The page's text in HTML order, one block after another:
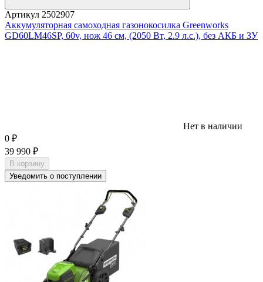
Артикул 2502907
Аккумуляторная самоходная газонокосилка Greenworks
GD60LM46SP, 60v, нож 46 см, (2050 Вт, 2.9 л.с.), без АКБ и ЗУ
Нет в наличии
0 ₽
39 990 ₽
В корзину
Уведомить о поступлении